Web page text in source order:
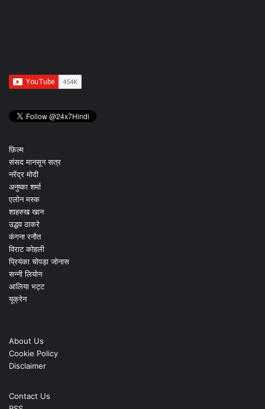
फ़िल्म
संसद मानसून सत्र
नरेंद्र मोदी
अनुष्का शर्मा
एलोन मस्क
शाहरुख खान
उद्धव ठाकरे
कंगना रनौत
विराट कोहली
प्रियंका चोपड़ा जोनास
सन्नी लियोन
आलिया भट्ट
यूक्रेन
About Us
Cookie Policy
Disclaimer
Contact Us